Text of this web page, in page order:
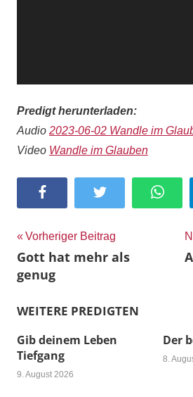
Predigt herunterladen:
Audio 2023-06-02 Wandle im
Video Wandle im Glauben
Facebook Twitter
Vorheriger Beitrag
Gott hat mehr als
genug
WEITERE PREDIGTEN
Gib deinem Leben
Tiefgang
9. August 2026
Der
8.